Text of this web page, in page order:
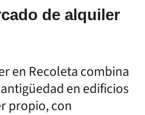
de alquiler
en Recoleta combina
en edificios
propio, con